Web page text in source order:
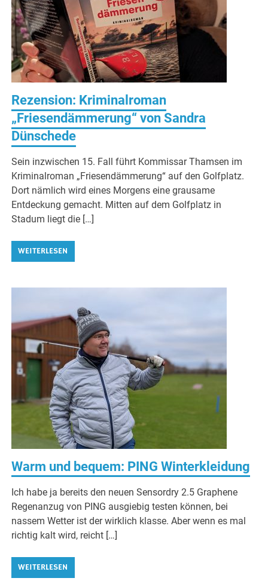
Rezension: Kriminalroman
„Friesendämmerung“ von Sandra
Dünschede
Sein inzwischen 15. Fall führt Kommissar Thamsen im
Kriminalroman „Friesendämmerung“ auf den Golfplatz.
Dort nämlich wird eines Morgens eine grausame
Entdeckung gemacht. Mitten auf dem Golfplatz in
Stadum liegt die […]
WEITERLESEN
Warm und bequem: PING Winterkleidung
Ich habe ja bereits den neuen Sensordry 2.5 Graphene
Regenanzug von PING ausgiebig testen können, bei
nassem Wetter ist der wirklich klasse. Aber wenn es mal
richtig kalt wird, reicht […]
WEITERLESEN